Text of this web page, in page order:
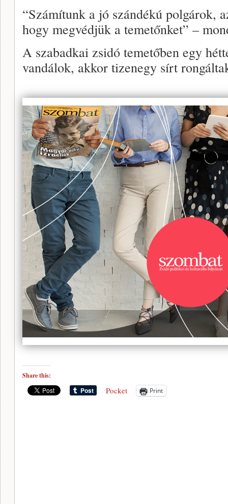
“Számítunk a jó szándékú polgárok,
hogy megvédjük a temetőnket” –
A szabadkai zsidó temetőben egy
vandálok, akkor tizenegy sírt
Share this:
Pocket Print